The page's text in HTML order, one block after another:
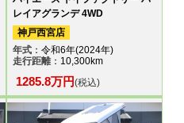
レイアグランデ 4WD
神戸西宮店
年式：令和6年(2024年)
走行距離：10,300km
1285.8万円(税込)